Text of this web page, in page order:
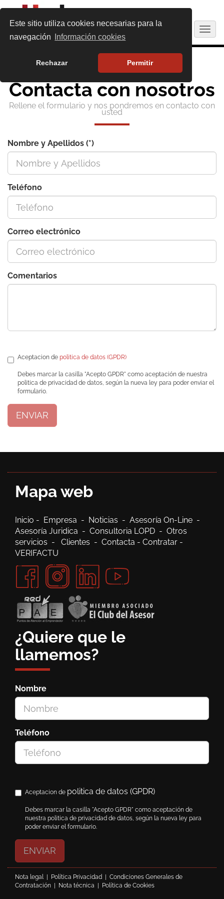
Este sitio utiliza cookies necesarias para la
navegación
Información cookies
Rechazar Permitir
Contacta con nosotros
Rellene el formulario y nos pondremos en contacto con
usted
Nombre y Apellidos (*)
Teléfono
Correo electrónico
Comentarios
Aceptacion de politica de datos (GPDR)
Debes marcar la casilla "Acepto GPDR" como aceptación de nuestra
politica de privacidad de datos, según la nueva ley para poder enviar el
formulario.
ENVIAR
Mapa web
Inicio - Empresa - Noticias - Asesoría On-Line -
Asesoría Juridica - Consultoria LOPD - Otros
servicios - Clientes - Contacta - Contratar -
VERIFACTU
¿Quiere que le
llamemos?
Nombre
Teléfono
Aceptacion de politica de datos (GPDR)
Debes marcar la casilla "Acepto GPDR" como aceptación de
nuestra politica de privacidad de datos, según la nueva ley para
poder enviar el formulario.
ENVIAR
Nota legal| Política Privacidad
Condiciones Generales de
Contratación
Nota técnica Política de Cookies